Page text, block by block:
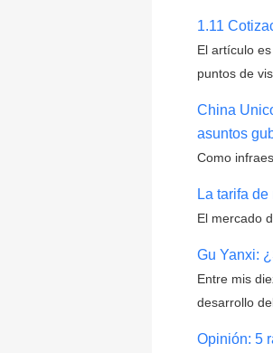
1.11
El artículo
puntos de
China
asuntos
Como
La tarifa
El mercado
Gu Yanxi:
Entre mis
desarrollo
Opinión: 5